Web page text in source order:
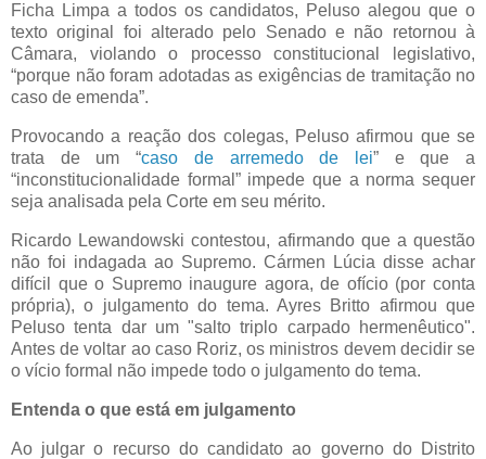
Ficha Limpa a todos os candidatos, Peluso alegou que o
texto original foi alterado pelo Senado e não retornou à
Câmara, violando o processo constitucional legislativo,
“porque não foram adotadas as exigências de tramitação no
caso de emenda”.
Provocando a reação dos colegas, Peluso afirmou que se
trata de um “caso de arremedo de lei” e que a
“inconstitucionalidade formal” impede que a norma sequer
seja analisada pela Corte em seu mérito.
Ricardo Lewandowski contestou, afirmando que a questão
não foi indagada ao Supremo. Cármen Lúcia disse achar
difícil que o Supremo inaugure agora, de ofício (por conta
própria), o julgamento do tema. Ayres Britto afirmou que
Peluso tenta dar um "salto triplo carpado hermenêutico".
Antes de voltar ao caso Roriz, os ministros devem decidir se
o vício formal não impede todo o julgamento do tema.
Entenda o que está em julgamento
Ao julgar o recurso do candidato ao governo do Distrito